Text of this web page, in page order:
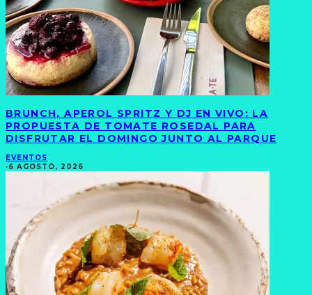
BRUNCH, APEROL SPRITZ Y DJ EN VIVO: LA
PROPUESTA DE TOMATE ROSEDAL PARA
DISFRUTAR EL DOMINGO JUNTO AL PARQUE
EVENTOS
·6 AGOSTO, 2026